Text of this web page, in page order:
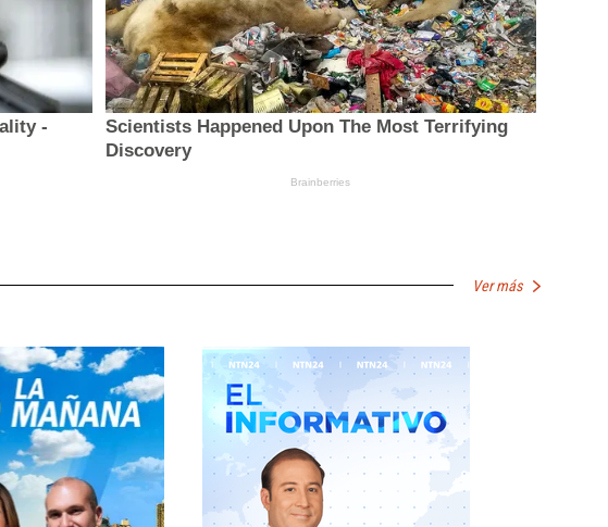
Ver más